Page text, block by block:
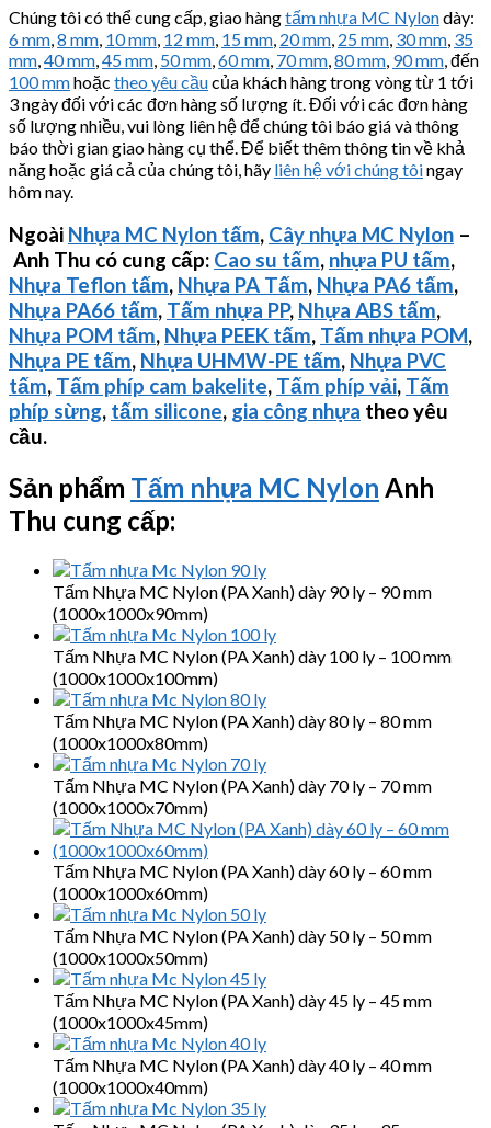
Chúng tôi có thể cung cấp, giao hàngtấm nhựa MC Nylondày:
6 mm,8 mm, 10 mm, 12 mm, 15 mm, 20 mm, 25 mm, 30 mm, 35
mm,40 mm,45 mm, 50 mm,60 mm, 70 mm,80 mm, 90 mm, đến
100 mmhoặc theo yêu cầucủa khách hàng trong vòng từ 1 tới
3 ngày đối với các đơn hàng số lượng ít. Đối với các đơn hàng
số lượng nhiều, vui lòng liên hệ để chúng tôi báo giá và thông
báo thời gian giao hàng cụ thể. Để biết thêm thông tin về khả
năng hoặc giá cả của chúng tôi, hãy liên hệ với chúng tôingay
hôm nay.
Ngoài Nhựa MC Nylon tấm, Cây nhựa MC Nylon –
Anh Thu có cung cấp: Cao su tấm, nhựa PU tấm,
Nhựa Teflon tấm, Nhựa PA Tấm, Nhựa PA6 tấm,
Nhựa PA66 tấm, Tấm nhựa PP, Nhựa ABS tấm,
Nhựa POM tấm, Nhựa PEEK tấm, Tấm nhựa POM,
Nhựa PE tấm, Nhựa UHMW-PE tấm, Nhựa PVC
tấm, Tấm phíp cam bakelite, Tấm phíp vải, Tấm
phíp sừng, tấm silicone, gia công nhựa theo yêu
cầu.
Sản phẩm Tấm nhựa MC Nylon Anh
Thu cung cấp:
Tấm Nhựa MC Nylon (PA Xanh) dày 90 ly – 90 mm
(1000x1000x90mm)
Tấm Nhựa MC Nylon (PA Xanh) dày 100 ly – 100 mm
(1000x1000x100mm)
Tấm Nhựa MC Nylon (PA Xanh) dày 80 ly – 80 mm
(1000x1000x80mm)
Tấm Nhựa MC Nylon (PA Xanh) dày 70 ly – 70 mm
(1000x1000x70mm)
Tấm Nhựa MC Nylon (PA Xanh) dày 60 ly – 60 mm
(1000x1000x60mm)
Tấm Nhựa MC Nylon (PA Xanh) dày 50 ly – 50 mm
(1000x1000x50mm)
Tấm Nhựa MC Nylon (PA Xanh) dày 45 ly – 45 mm
(1000x1000x45mm)
Tấm Nhựa MC Nylon (PA Xanh) dày 40 ly – 40 mm
(1000x1000x40mm)